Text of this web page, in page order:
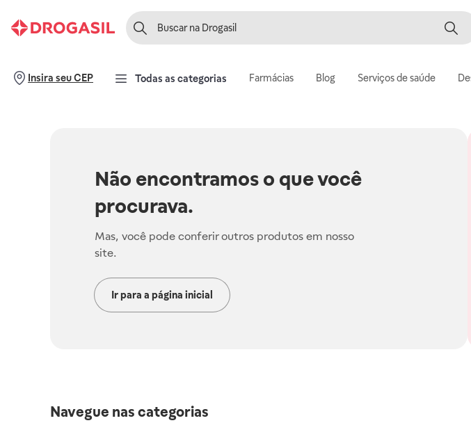
Insira seu CEP Todas as categorias Farmácias Blog Serviços de saúde
Não encontramos o que você
procurava.
Mas, você pode conferir outros produtos em nosso
site.
Ir para a página inicial
Navegue nas categorias